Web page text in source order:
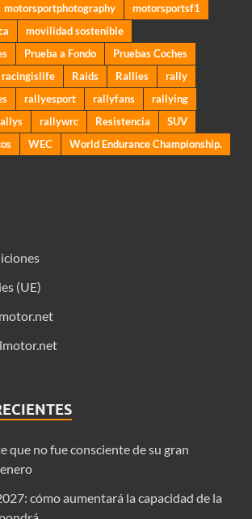
motorsportphotography
motorsportsf1
movilidad sostenible
Prueba a Fondo
Pruebas Coches
racingislife Raids Rallies
rally
rallyesport rallyfans
rallying
rallywrc Resistencia
SUV
WEC
World Endurance Championship.
(UE)
que no fue consciente de su gran
cómo aumentará la capacidad de la